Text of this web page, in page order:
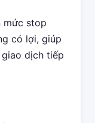
mức stop
có lợi, giúp
dịch tiếp